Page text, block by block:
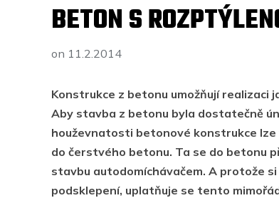
BETON S
on 11.2.2014
Konstrukce z betonu umožňují
Aby stavba z betonu byla dostatečně
houževnatosti betonové konstrukce
do čerstvého betonu. Ta se do betonu
stavbu autodomíchávačem. A protože
podsklepení, uplatňuje se tento